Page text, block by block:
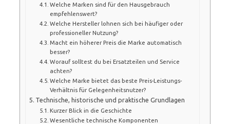
Welche Marken sind für den Hausgebrauch
empfehlenswert?
Welche Hersteller lohnen sich bei häufiger oder
professioneller Nutzung?
Macht ein höherer Preis die Marke automatisch
besser?
Worauf solltest du bei Ersatzteilen und Service
achten?
Welche Marke bietet das beste Preis-Leistungs-
Verhältnis für Gelegenheitsnutzer?
Technische, historische und praktische Grundlagen
Kurzer Blick in die Geschichte
Wesentliche technische Komponenten